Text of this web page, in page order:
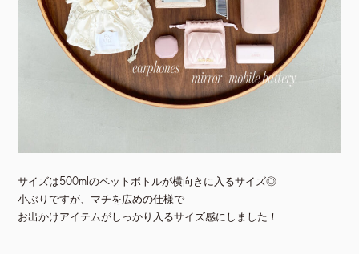
サイズは500mlのペットボトルが横向きに入るサイズ◎
小ぶりですが、マチを広めの仕様で
お出かけアイテムがしっかり入るサイズ感にしました！